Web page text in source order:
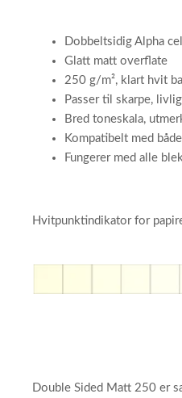
Dobbeltsidig Alpha
Glatt matt overflate
250 g/m², klart hvit
Passer til skarpe,
Bred toneskala,
Kompatibelt med
Fungerer med alle
Hvitpunktindikator for
Double Sided Matt 250 er